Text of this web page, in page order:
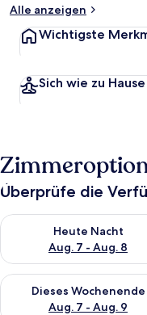
Alle anzeigen
Wichtigste
Sich wie zu
Überprüfe die
Heute Nacht
Aug. 7 - Aug. 8
Überprüfe die
Dieses Wochenende
Aug. 7 - Aug. 9
Überprüfe die